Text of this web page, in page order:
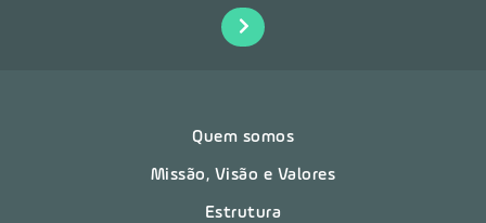
Quem somos
Missão, Visão e Valores
Estrutura